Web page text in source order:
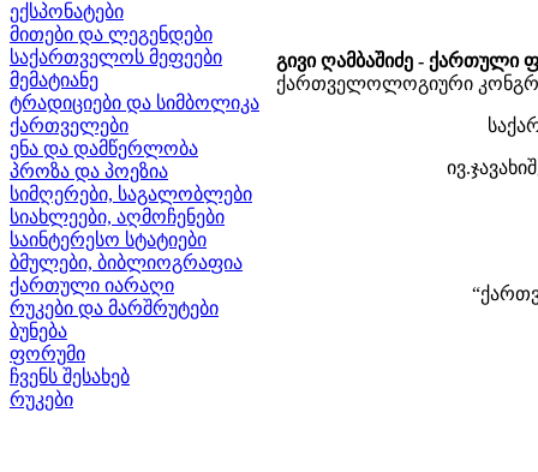
ექსპონატები
მითები და ლეგენდები
საქართველოს მეფეები
მემატიანე
ტრადიციები და სიმბოლიკა
ქართველები
ენა და დამწერლობა
პროზა და პოეზია
სიმღერები, საგალობლები
სიახლეები, აღმოჩენები
საინტერესო სტატიები
ბმულები, ბიბლიოგრაფია
ქართული იარაღი
რუკები და მარშრუტები
ბუნება
ფორუმი
ჩვენს შესახებ
რუკები
გივი ღამბაშიძე - ქართული
ქართველოლოგიური